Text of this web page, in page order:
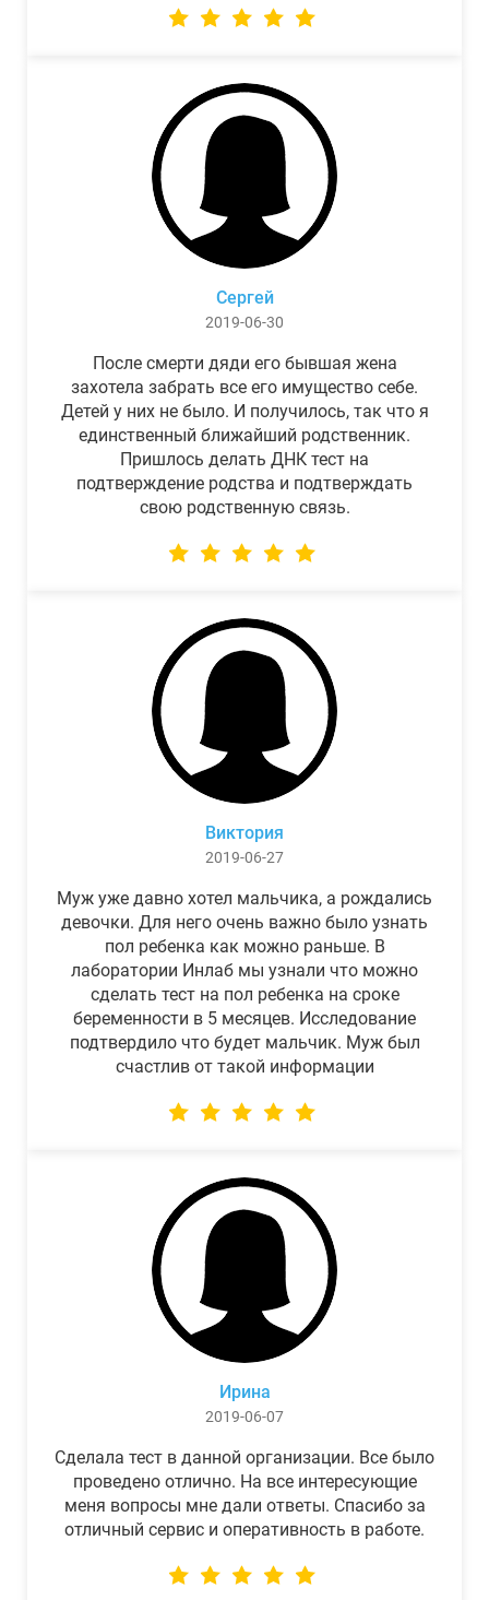
Сергей
2019-06-30
После смерти дяди его бывшая жена
захотела забрать все его имущество себе.
Детей у них не было. И получилось, так что я
единственный ближайший родственник.
Пришлось делать ДНК тест на
подтверждение родства и подтверждать
свою родственную связь.
Виктория
2019-06-27
Муж уже давно хотел мальчика, а рождались
девочки. Для него очень важно было узнать
пол ребенка как можно раньше. В
лаборатории Инлаб мы узнали что можно
сделать тест на пол ребенка на сроке
беременности в 5 месяцев. Исследование
подтвердило что будет мальчик. Муж был
счастлив от такой информации
Ирина
2019-06-07
Сделала тест в данной организации. Все было
проведено отлично. На все интересующие
меня вопросы мне дали ответы. Спасибо за
отличный сервис и оперативность в работе.